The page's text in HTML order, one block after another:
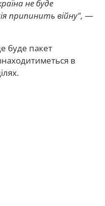
не буде
припинить війну", —
буде пакет
в